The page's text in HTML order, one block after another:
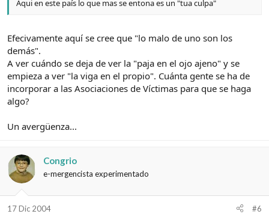
Aqui en este país lo que mas se entona es un "tua culpa"
Efecivamente aquí se cree que "lo malo de uno son los
demás".
A ver cuándo se deja de ver la "paja en el ojo ajeno" y se
empieza a ver "la viga en el propio". Cuánta gente se ha de
incorporar a las Asociaciones de Víctimas para que se haga
algo?
Un avergüenza...
Congrio
e-mergencista experimentado
17 Dic 2004 #6